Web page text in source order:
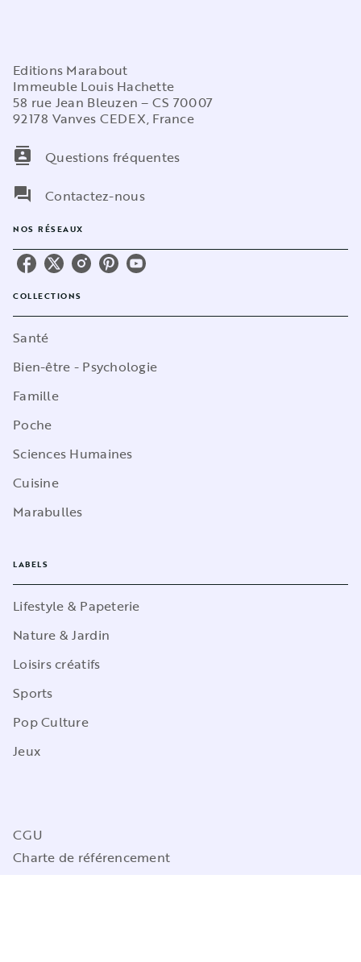
Editions Marabout
Immeuble Louis Hachette
58 rue Jean Bleuzen – CS 70007
92178 Vanves CEDEX, France
contacts
Questions fréquentes
question_answer
Contactez-nous
NOS RÉSEAUX
COLLECTIONS
Santé
Bien-être - Psychologie
Famille
Poche
Sciences Humaines
Cuisine
Marabulles
LABELS
Lifestyle & Papeterie
Nature & Jardin
Loisirs créatifs
Sports
Pop Culture
Jeux
CGU
Charte de référencement